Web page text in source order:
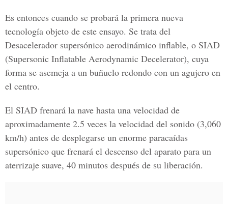
Es entonces cuando se probará la primera nueva
tecnología objeto de este ensayo. Se trata del
Desacelerador supersónico aerodinámico inflable, o SIAD
(Supersonic Inflatable Aerodynamic Decelerator), cuya
forma se asemeja a un buñuelo redondo con un agujero en
el centro.
El SIAD frenará la nave hasta una velocidad de
aproximadamente 2.5 veces la velocidad del sonido (3,060
km/h) antes de desplegarse un enorme paracaídas
supersónico que frenará el descenso del aparato para un
aterrizaje suave, 40 minutos después de su liberación.